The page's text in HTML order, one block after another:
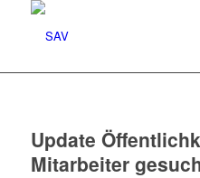
Update
Mitarbeiter